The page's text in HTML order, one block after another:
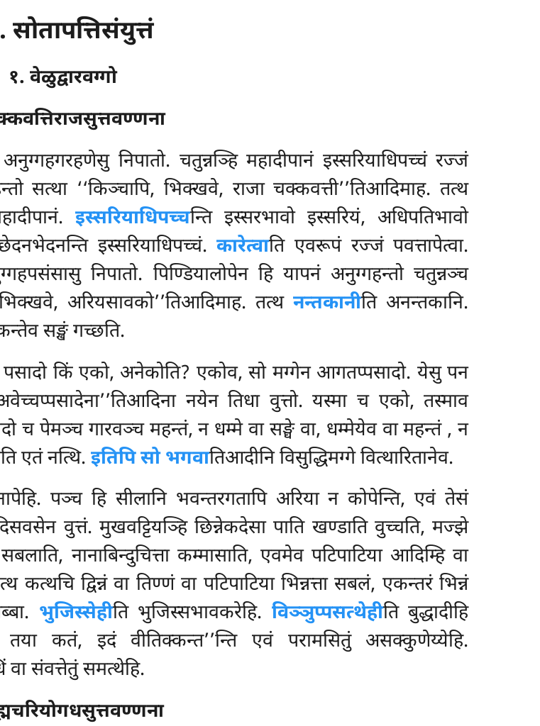
सोतापत्तिसंयुत्तं
१. वेळुद्वारवग्गो
निपातो. चतुन्नञ्हि महादीपानं इस्सरियाधिपच्चं रज्जं
सत्था ‘‘किञ्चापि, भिक्खवे, राजा चक्कवत्ती’’तिआदिमाह. तत्थ
इस्सरियाधिपच्चन्ति इस्सरभावो इस्सरियं, अधिपतिभावो
इस्सरियाधिपच्चं.कारेत्वाति एवरूपं रज्जं पवत्तापेत्वा.
निपातो. पिण्डियालोपेन हि यापनं अनुग्गहन्तो चतुन्नञ्च
अरियसावको’’तिआदिमाह. तत्थनन्तकानीति अनन्तकानि.
सङ्खं गच्छति.
किं एको, अनेकोति? एकोव, सो मग्गेन आगतप्पसादो. येसु पन
नयेन तिधा वुत्तो. यस्मा च एको, तस्माव
च पेमञ्च गारवञ्च महन्तं, न धम्मे वा सङ्घे वा, धम्मेयेव वा महन्तं , न
एतं नत्थि. इतिपि सो भगवातिआदीनि विसुद्धिमग्गे वित्थारितानेव.
पञ्च हि सीलानि भवन्तरगतापि अरिया न कोपेन्ति, एवं तेसं
वुत्तं. मुखवट्टियञ्हि छिन्नेकदेसा पाति खण्डाति वुच्चति, मज्झे
नानाबिन्दुचित्ता कम्मासाति, एवमेव पटिपाटिया आदिम्हि वा
द्विन्नं वा तिण्णं वा पटिपाटिया भिन्नत्ता सबलं, एकन्तरं भिन्नं
भुजिस्सेहीति भुजिस्सभावकरेहि. विञ्ञुप्पसत्थेहीति बुद्धादीहि
तया कतं, इदं वीतिक्कन्त’’न्ति एवं परामसितुं असक्कुणेय्येहि.
वा संवत्तेतुं समत्थेहि.